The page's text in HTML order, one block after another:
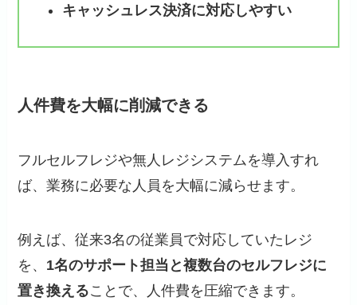
キャッシュレス決済に対応しやすい
人件費を大幅に削減できる
フルセルフレジや無人レジシステムを導入すれ
ば、業務に必要な人員を大幅に減らせます。
例えば、従来3名の従業員で対応していたレジ
を、 1名のサポート担当と複数台のセルフレジに
置き換えることで、人件費を圧縮できます。